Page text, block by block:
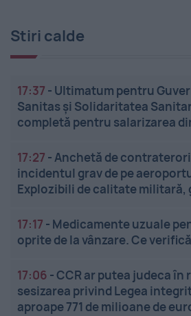
Stiri calde
17:37 - Ultimatum pentru
Sanitas și Solidaritatea
completă pentru salarizarea
17:27 -Anchetă de
incidentul grav de pe
Explozibili de calitate militară,
17:17 - Medicamente uzuale
oprite de la vânzare. Ce
17:06 -CCR ar putea judeca în
sesizarea privind Legea
aproape 771 de milioane de